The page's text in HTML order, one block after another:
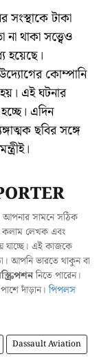
টাকা
থাকা সত্ত্বেও
হয়েছে।
কোম্পানি
এই ঘটনার
এদিন
ছবির সঙ্গে
আপনার সামনে সঠিক
কলাম লেখক এবং
যাচ্ছে। এই কাজকে
আপনি ভারতে থাকুন বা
নিতে পারেন।
পাশে দাঁড়ান।পিপলস
Dassault Aviation